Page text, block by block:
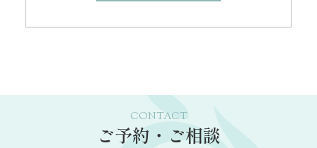
CONTACT
ご予約・ご相談